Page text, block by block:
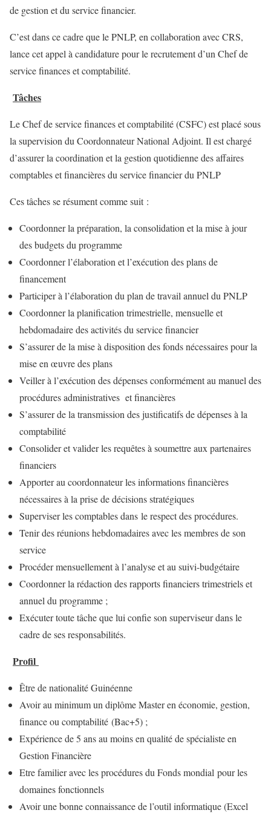
de gestion et du service financier.
C’est dans ce cadre que le PNLP, en collaboration avec CRS,
lance cet appel à candidature pour le recrutement d’un Chef de
service finances et comptabilité.
Tâches
Le Chef de service finances et comptabilité (CSFC) est placé sous
la supervision du Coordonnateur National Adjoint. Il est chargé
d’assurer la coordination et la gestion quotidienne des affaires
comptables et financières du service financier du PNLP
Ces tâches se résument comme suit :
Coordonner la préparation, la consolidation et la mise à jour
des budgets du programme
Coordonner l’élaboration et l’exécution des plans de
financement
Participer à l’élaboration du plan de travail annuel du PNLP
Coordonner la planification trimestrielle, mensuelle et
hebdomadaire des activités du service financier
S’assurer de la mise à disposition des fonds nécessaires pour la
mise en œuvre des plans
Veiller à l’exécution des dépenses conformément au manuel des
procédures administratives et financières
S’assurer de la transmission des justificatifs de dépenses à la
comptabilité
Consolider et valider les requêtes à soumettre aux partenaires
financiers
Apporter au coordonnateur les informations financières
nécessaires à la prise de décisions stratégiques
Superviser les comptables dans le respect des procédures.
Tenir des réunions hebdomadaires avec les membres de son
service
Procéder mensuellement à l’analyse et au suivi-budgétaire
Coordonner la rédaction des rapports financiers trimestriels et
annuel du programme ;
Exécuter toute tâche que lui confie son superviseur dans le
cadre de ses responsabilités.
Profil
Être de nationalité Guinéenne
Avoir au minimum un diplôme Master en économie, gestion,
finance ou comptabilité (Bac+5) ;
Expérience de 5 ans au moins en qualité de spécialiste en
Gestion Financière
Etre familier avec les procédures du Fonds mondial pour les
domaines fonctionnels
Avoir une bonne connaissance de l’outil informatique (Excel